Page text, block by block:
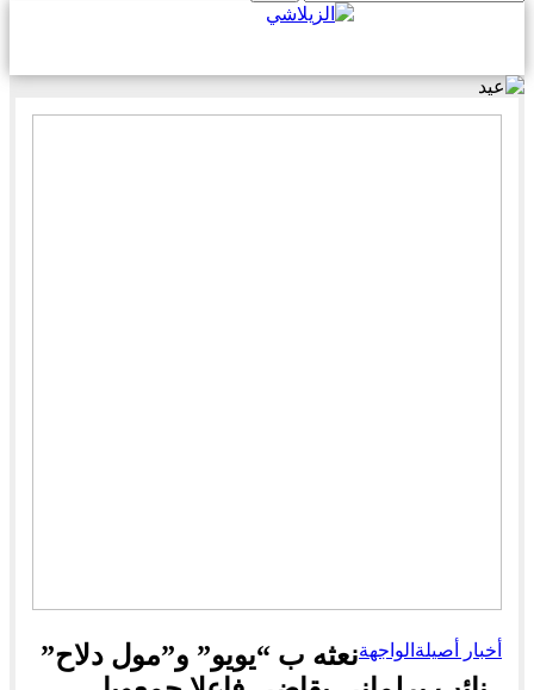
أخبار أصيلة الواجهةنعثه ب “يويو” و”مول دلاح”